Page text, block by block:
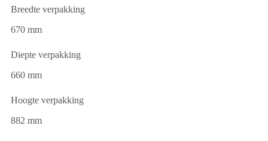
Breedte verpakking
670 mm
Diepte verpakking
660 mm
Hoogte verpakking
882 mm